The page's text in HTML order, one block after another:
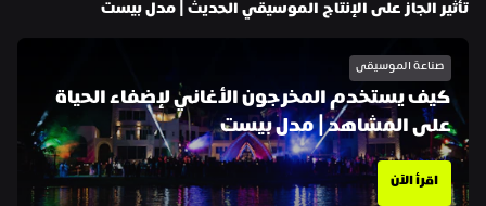
تأثير الجاز على الإنتاج الموسيقي الحديث | مدل بيست
صناعة الموسيقى
على المشاهد | مدل بيست
اقرأ الآن